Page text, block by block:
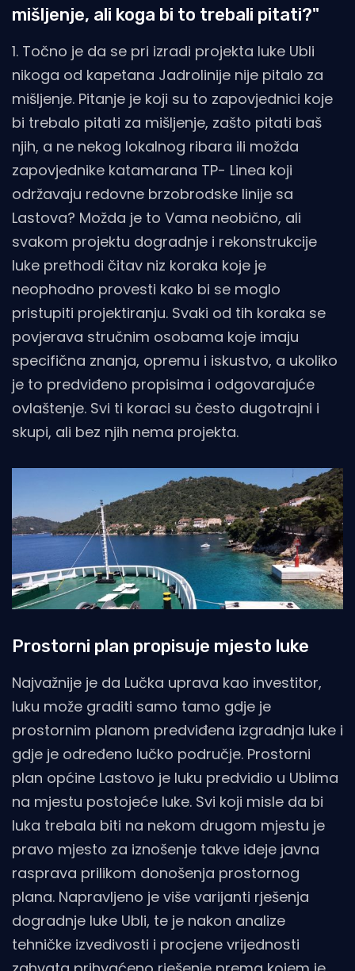
mišljenje, ali koga bi to trebali pitati?"
1. Točno je da se pri izradi projekta luke Ubli
nikoga od kapetana Jadrolinije nije pitalo za
mišljenje. Pitanje je koji su to zapovjednici koje
bi trebalo pitati za mišljenje, zašto pitati baš
njih, a ne nekog lokalnog ribara ili možda
zapovjednike katamarana TP- Linea koji
održavaju redovne brzobrodske linije sa
Lastova? Možda je to Vama neobično, ali
svakom projektu dogradnje i rekonstrukcije
luke prethodi čitav niz koraka koje je
neophodno provesti kako bi se moglo
pristupiti projektiranju. Svaki od tih koraka se
povjerava stručnim osobama koje imaju
specifična znanja, opremu i iskustvo, a ukoliko
je to predviđeno propisima i odgovarajuće
ovlaštenje. Svi ti koraci su često dugotrajni i
skupi, ali bez njih nema projekta.
Prostorni plan propisuje mjesto luke
Najvažnije je da Lučka uprava kao investitor,
luku može graditi samo tamo gdje je
prostornim planom predviđena izgradnja luke i
gdje je određeno lučko područje. Prostorni
plan općine Lastovo je luku predvidio u Ublima
na mjestu postojeće luke. Svi koji misle da bi
luka trebala biti na nekom drugom mjestu je
pravo mjesto za iznošenje takve ideje javna
rasprava prilikom donošenja prostornog
plana. Napravljeno je više varijanti rješenja
dogradnje luke Ubli, te je nakon analize
tehničke izvedivosti i procjene vrijednosti